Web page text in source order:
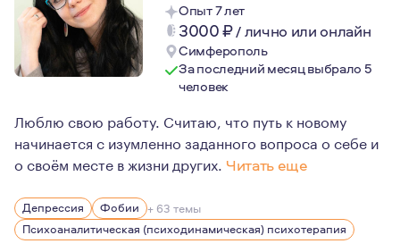
Опыт 7 лет
3000₽/лично или онлайн
Симферополь
За последний месяц выбрало 5
человек
Люблю свою работу. Считаю, что путь к новому
начинается с изумленно заданного вопроса о себе и
о своём месте в жизни других. Читать еще
Мои этические ориентиры:
1. Безоценочное принятие. Уважение и стремление
Депрессия Фобии + 63 темы
Психоаналитическая (психодинамическая) психотерапия